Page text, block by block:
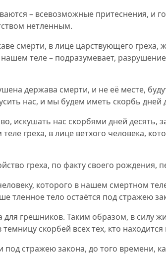
– всевозможные притеснения, и
нетленным.
смерти, в лице царствующего
теле – подразумевает,
держава смерти, и не её месте,
нас, и мы будем иметь скорбь дней
искушать нас скорбями дней десять,
греха, в лице ветхого человека,
греха, по факту своего рождения,
которого в нашем смертном
тленное тело остаётся под стражею
для грешников. Таким образом, в силу
скорбей всех тех, кто
стражею закона, до того времени,